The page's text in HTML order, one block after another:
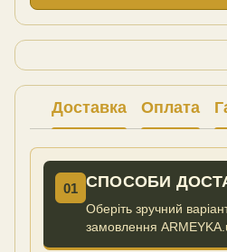
Доставка Оплата
01 СПОСОБИ
Оберіть зручний
замовлення